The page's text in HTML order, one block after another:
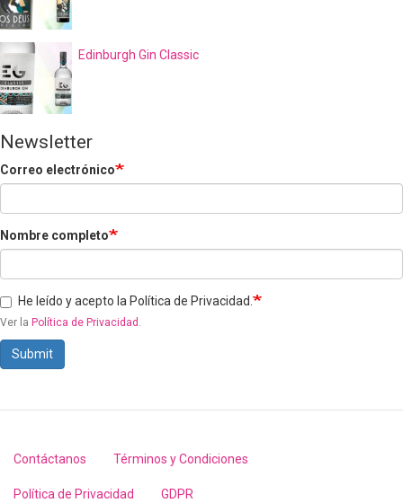
Edinburgh Gin Classic
Newsletter
Correo electrónico
Nombre completo
He leído y acepto la Política de Privacidad.
Ver la Política de Privacidad .
Submit
Footer
menu
Contáctanos Términos y Condiciones
Política de Privacidad GDPR